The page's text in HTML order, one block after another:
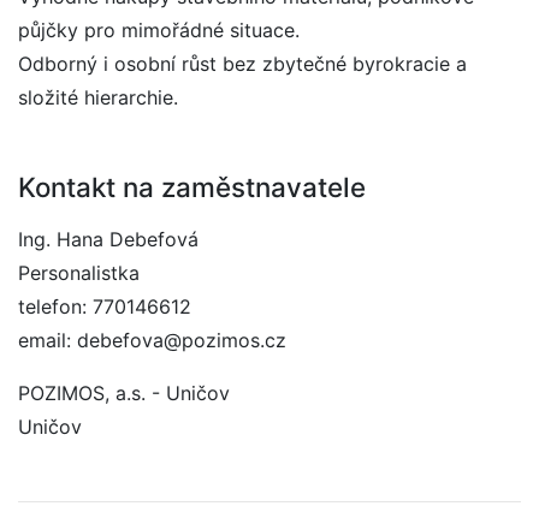
půjčky pro mimořádné situace.
Odborný i osobní růst bez zbytečné byrokracie a
složité hierarchie.
Kontakt na zaměstnavatele
Ing. Hana Debefová
Personalistka
telefon: 770146612
email: debefova@pozimos.cz
POZIMOS, a.s. - Uničov
Uničov